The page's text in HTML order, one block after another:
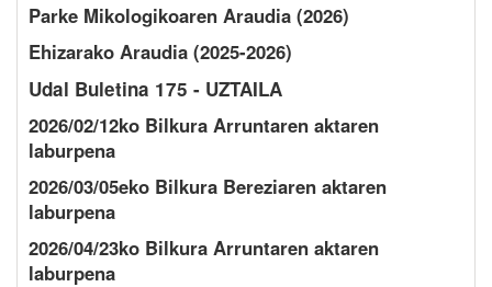
Parke Mikologikoaren Araudia (2026)
Ehizarako Araudia (2025-2026)
Udal Buletina 175 - UZTAILA
2026/02/12ko Bilkura Arruntaren aktaren
laburpena
2026/03/05eko Bilkura Bereziaren aktaren
laburpena
2026/04/23ko Bilkura Arruntaren aktaren
laburpena